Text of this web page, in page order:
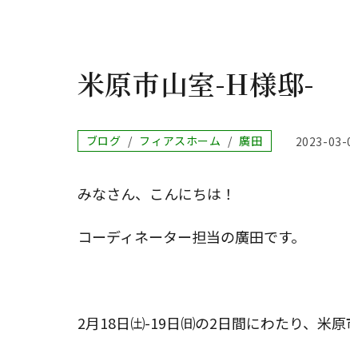
米原市山室-H様邸-
投
稿
テ
ゴ
ー:
ブログ / フィアスホーム / 廣田
投
2023-03-
みなさん、こんにちは！
コーディネーター担当の廣田です。
2月18日㈯-19日㈰の2日間にわたり、米